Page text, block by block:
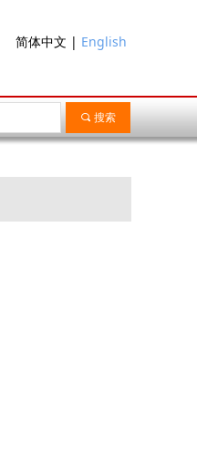
简体中文 | English
끠 搜索